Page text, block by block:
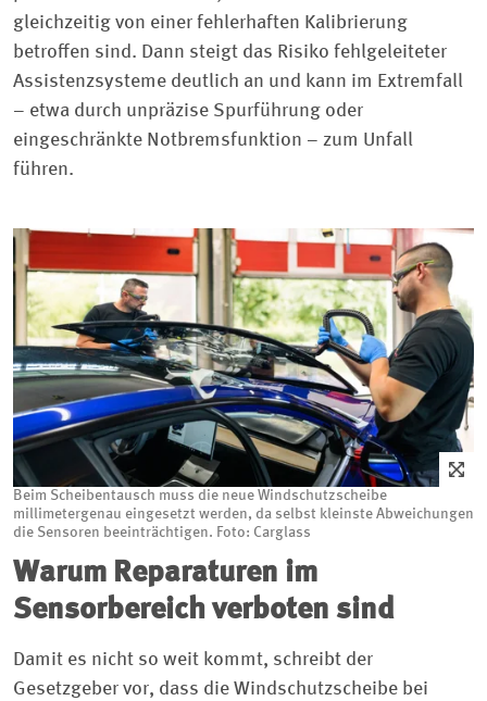
gleichzeitig von einer fehlerhaften Kalibrierung
betroffen sind. Dann steigt das Risiko fehlgeleiteter
Assistenzsysteme deutlich an und kann im Extremfall
– etwa durch unpräzise Spurführung oder
eingeschränkte Notbremsfunktion – zum Unfall
führen.
Beim Scheibentausch muss die neue Windschutzscheibe
millimetergenau eingesetzt werden, da selbst kleinste Abweichungen
die Sensoren beeinträchtigen. Foto: Carglass
Warum Reparaturen im
Sensorbereich verboten sind
Damit es nicht so weit kommt, schreibt der
Gesetzgeber vor, dass die Windschutzscheibe bei